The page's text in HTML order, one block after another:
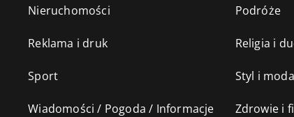
Nieruchomości Podróże
Reklama i druk Religia i
Sport Styl i moda
Wiadomości / Pogoda / Informacje Zdrowie i